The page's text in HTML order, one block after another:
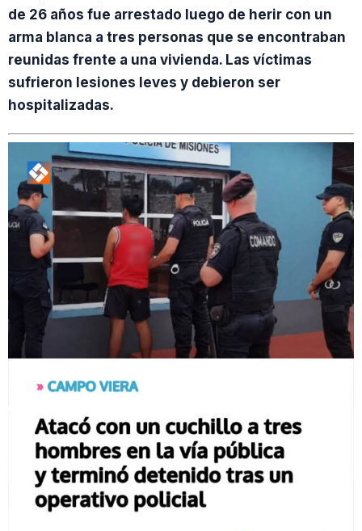
de 26 años fue arrestado luego de herir con un
arma blanca a tres personas que se encontraban
reunidas frente a una vivienda. Las víctimas
sufrieron lesiones leves y debieron ser
hospitalizadas.